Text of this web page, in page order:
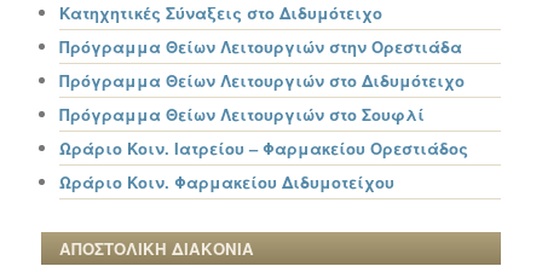
Κατηχητικές Σύναξεις στο Διδυμότειχο
Πρόγραμμα Θείων Λειτουργιών στην Ορεστιάδα
Πρόγραμμα Θείων Λειτουργιών στο Διδυμότειχο
Πρόγραμμα Θείων Λειτουργιών στο Σουφλί
Ωράριο Κοιν. Ιατρείου – Φαρμακείου Ορεστιάδος
Ωράριο Κοιν. Φαρμακείου Διδυμοτείχου
ΑΠΟΣΤΟΛΙΚΗ ΔΙΑΚΟΝΙΑ